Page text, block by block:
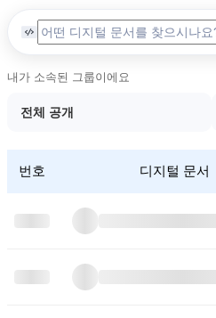
내가 소속된 그룹이에요
전체 공개
번호 디지털 문서